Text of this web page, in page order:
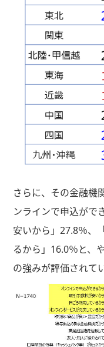
さらに、その金融機
ンラインで申込がで
安いから」27.8％、
るから」16.0％と、
の強みが評価されて